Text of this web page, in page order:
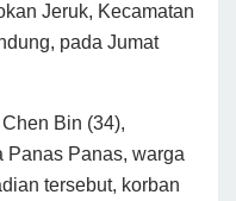
Jeruk, Kecamatan
pada Jumat
Bin (34),
Panas Panas, warga
tersebut, korban